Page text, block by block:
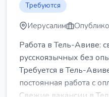
Требуются
Иерусалим
Работа в Тель-Авиве:
русскоязычных без
Требуется в Тель-
постоянная работа с